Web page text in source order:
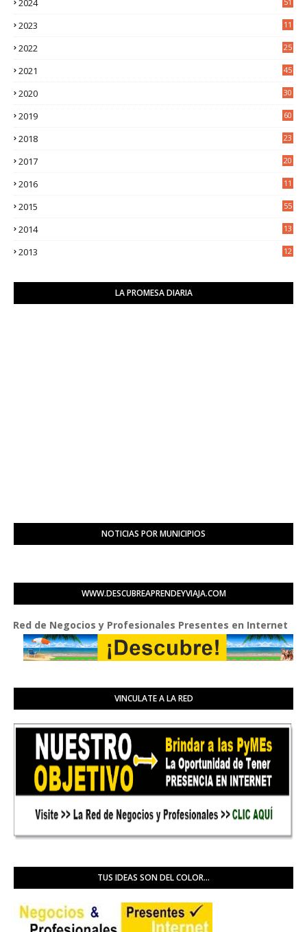
2023
11
2022
25
2021
45
2020
30
2019 60
2018
23
2017
20
2016
11
2015 55
2014
13
2013
12
LA PROMESA DIARIA
NOTICIAS POR MUNICIPIOS
WWW.DESCUBREAPRENDEYVIAJA.COM
Negocios y Profesionales Presentes en Internet
VINCULATE A LA RED
TUS IDEAS SON DEL COLOR...